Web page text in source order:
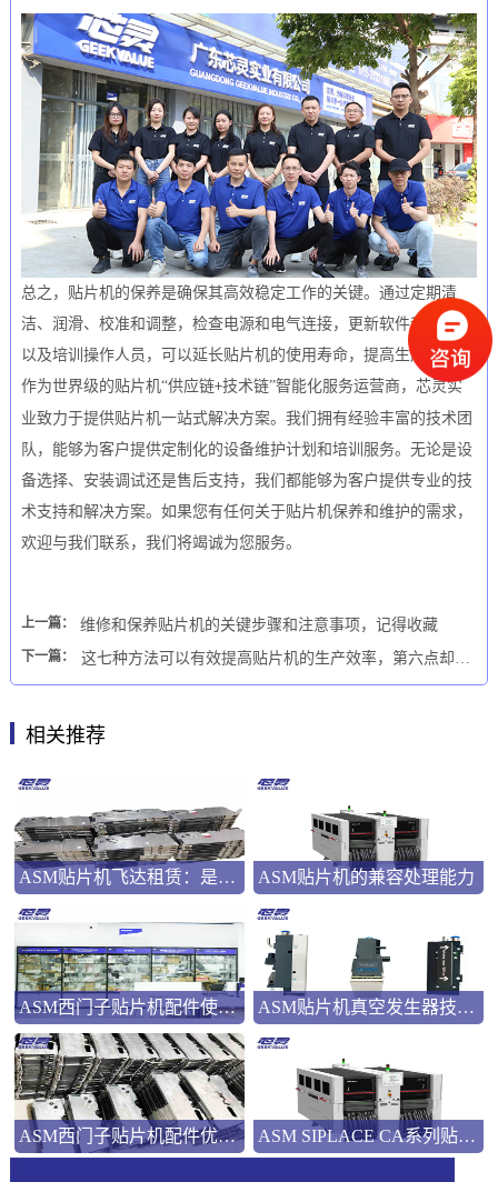
总之， 贴片机的保养是确保其高效稳定工作的关键。通过定期清
洁、润滑、校准和调整，检查电源和电气连接，更新软件和固件，
以及培训操作人员，可以延长贴片机的使用寿命，提高生产效率。
作为世界级的贴片机“供应链+技术链”智能化服务运营商，芯灵实
业致力于提供贴片机一站式解决方案。我们拥有经验丰富的技术团
队，能够为客户提供定制化的设备维护计划和培训服务。无论是设
备选择、安装调试还是售后支持，我们都能够为客户提供专业的技
术支持和解决方案。如果您有任何关于贴片机保养和维护的需求，
欢迎与我们联系，我们将竭诚为您服务。
上一篇： 维修和保养贴片机的关键步骤和注意事项，记得收藏
下一篇： 这七种方法可以有效提高贴片机的生产效率，第六点却很少有人能做到
相关推荐
ASM贴片机飞达租赁：是应急之选还是长远之策？ ASM贴片机的兼容处理能力
ASM西门子贴片机配件使用指南 ASM贴片机真空发生器技术解析
ASM西门子贴片机配件优势解析 ASM SIPLACE CA系列贴片机：融合SMT与芯片组装的技术解析